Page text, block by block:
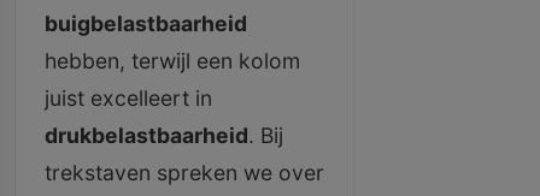
buigbelastbaarheid
hebben, terwijl een kolom
juist excelleert in
drukbelastbaarheid. Bij
trekstaven spreken we over